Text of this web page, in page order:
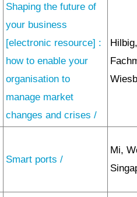
Shaping the future of
your business
[electronic resource] :
how to enable your
organisation to
manage market
changes and crises /
Smart ports /
Mi,